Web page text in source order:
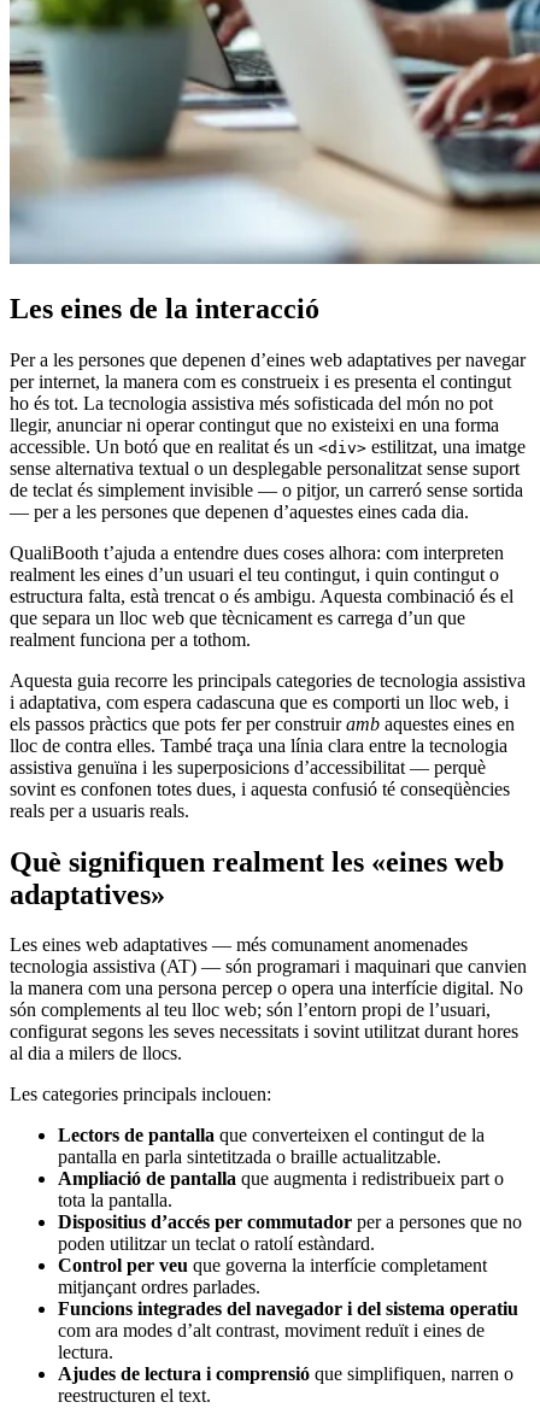
Les eines de la interacció
Per a les persones que depenen d’eines web adaptatives per navegar
per internet, la manera com es construeix i es presenta el contingut
ho és tot. La tecnologia assistiva més sofisticada del món no pot
llegir, anunciar ni operar contingut que no existeixi en una forma
accessible. Un botó que en realitat és un <div> estilitzat, una imatge
sense alternativa textual o un desplegable personalitzat sense suport
de teclat és simplement invisible — o pitjor, un carreró sense sortida
— per a les persones que depenen d’aquestes eines cada dia.
QualiBooth t’ajuda a entendre dues coses alhora: com interpreten
realment les eines d’un usuari el teu contingut, i quin contingut o
estructura falta, està trencat o és ambigu. Aquesta combinació és el
que separa un lloc web que tècnicament es carrega d’un que
realment funciona per a tothom.
Aquesta guia recorre les principals categories de tecnologia assistiva
i adaptativa, com espera cadascuna que es comporti un lloc web, i
els passos pràctics que pots fer per construiramb aquestes eines en
lloc de contra elles. També traça una línia clara entre la tecnologia
assistiva genuïna i les superposicions d’accessibilitat — perquè
sovint es confonen totes dues, i aquesta confusió té conseqüències
reals per a usuaris reals.
Què signifiquen realment les «eines web
adaptatives»
Les eines web adaptatives — més comunament anomenades
tecnologia assistiva (AT) — són programari i maquinari que canvien
la manera com una persona percep o opera una interfície digital. No
són complements al teu lloc web; són l’entorn propi de l’usuari,
configurat segons les seves necessitats i sovint utilitzat durant hores
al dia a milers de llocs.
Les categories principals inclouen:
Lectors de pantalla que converteixen el contingut de la
pantalla en parla sintetitzada o braille actualitzable.
Ampliació de pantalla que augmenta i redistribueix part o
tota la pantalla.
Dispositius d’accés per commutador per a persones que no
poden utilitzar un teclat o ratolí estàndard.
Control per veu que governa la interfície completament
mitjançant ordres parlades.
Funcions integrades del navegador i del sistema operatiu
com ara modes d’alt contrast, moviment reduït i eines de
lectura.
Ajudes de lectura i comprensió que simplifiquen, narren o
reestructuren el text.